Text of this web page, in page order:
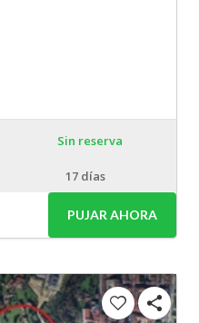
Sin reserva
17 días
PUJAR AHORA